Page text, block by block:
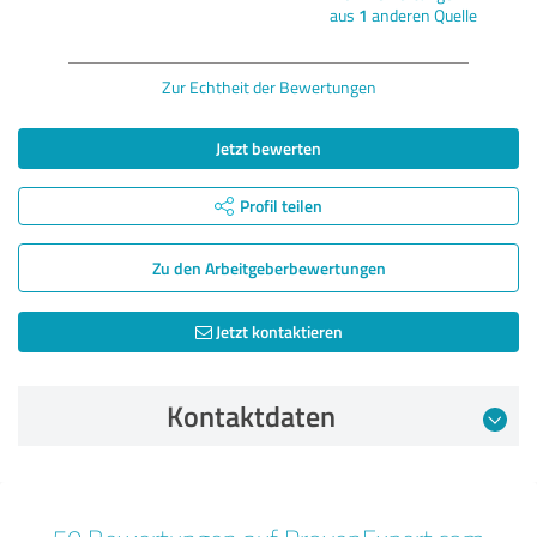
aus 1 anderen Quelle
Zur Echtheit der Bewertungen
Jetzt bewerten
Profil teilen
Zu den Arbeitgeber­bewertungen
Jetzt kontaktieren
Kontaktdaten